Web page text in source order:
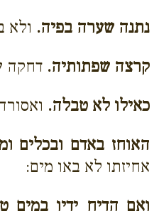
נתנה שערה בפיה. ולא
קרצה שפתותיה. דחקה
כאילו לא טבלה.
האוחז באדם ובכלים
אחיזתו לא באו מים:
ואם הדיח ידיו במים